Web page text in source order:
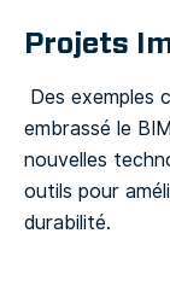
Projets
Des exemples
embrassé le
nouvelles
outils pour
durabilité.